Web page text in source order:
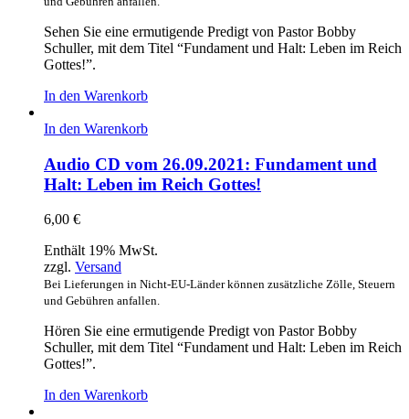
Sehen Sie eine ermutigende Predigt von Pastor Bobby
Schuller, mit dem Titel “Fundament und Halt: Leben im Reich
Gottes!”.
In den Warenkorb
In den Warenkorb
Audio CD vom 26.09.2021: Fundament und
Halt: Leben im Reich Gottes!
6,00 €
Enthält 19% MwSt.
zzgl. Versand
Bei Lieferungen in Nicht-EU-Länder können zusätzliche Zölle, Steuern
und Gebühren anfallen.
Hören Sie eine ermutigende Predigt von Pastor Bobby
Schuller, mit dem Titel “Fundament und Halt: Leben im Reich
Gottes!”.
In den Warenkorb